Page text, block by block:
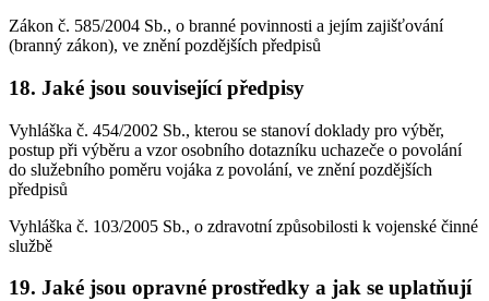
Zákon č. 585/2004 Sb., o branné povinnosti a jejím zajišťování
(branný zákon), ve znění pozdějších předpisů
18. Jaké jsou související předpisy
Vyhláška č. 454/2002 Sb., kterou se stanoví doklady pro výběr,
postup při výběru a vzor osobního dotazníku uchazeče o povolání
do služebního poměru vojáka z povolání, ve znění pozdějších
předpisů
Vyhláška č. 103/2005 Sb., o zdravotní způsobilosti k vojenské činné
službě
19. Jaké jsou opravné prostředky a jak se uplatňují